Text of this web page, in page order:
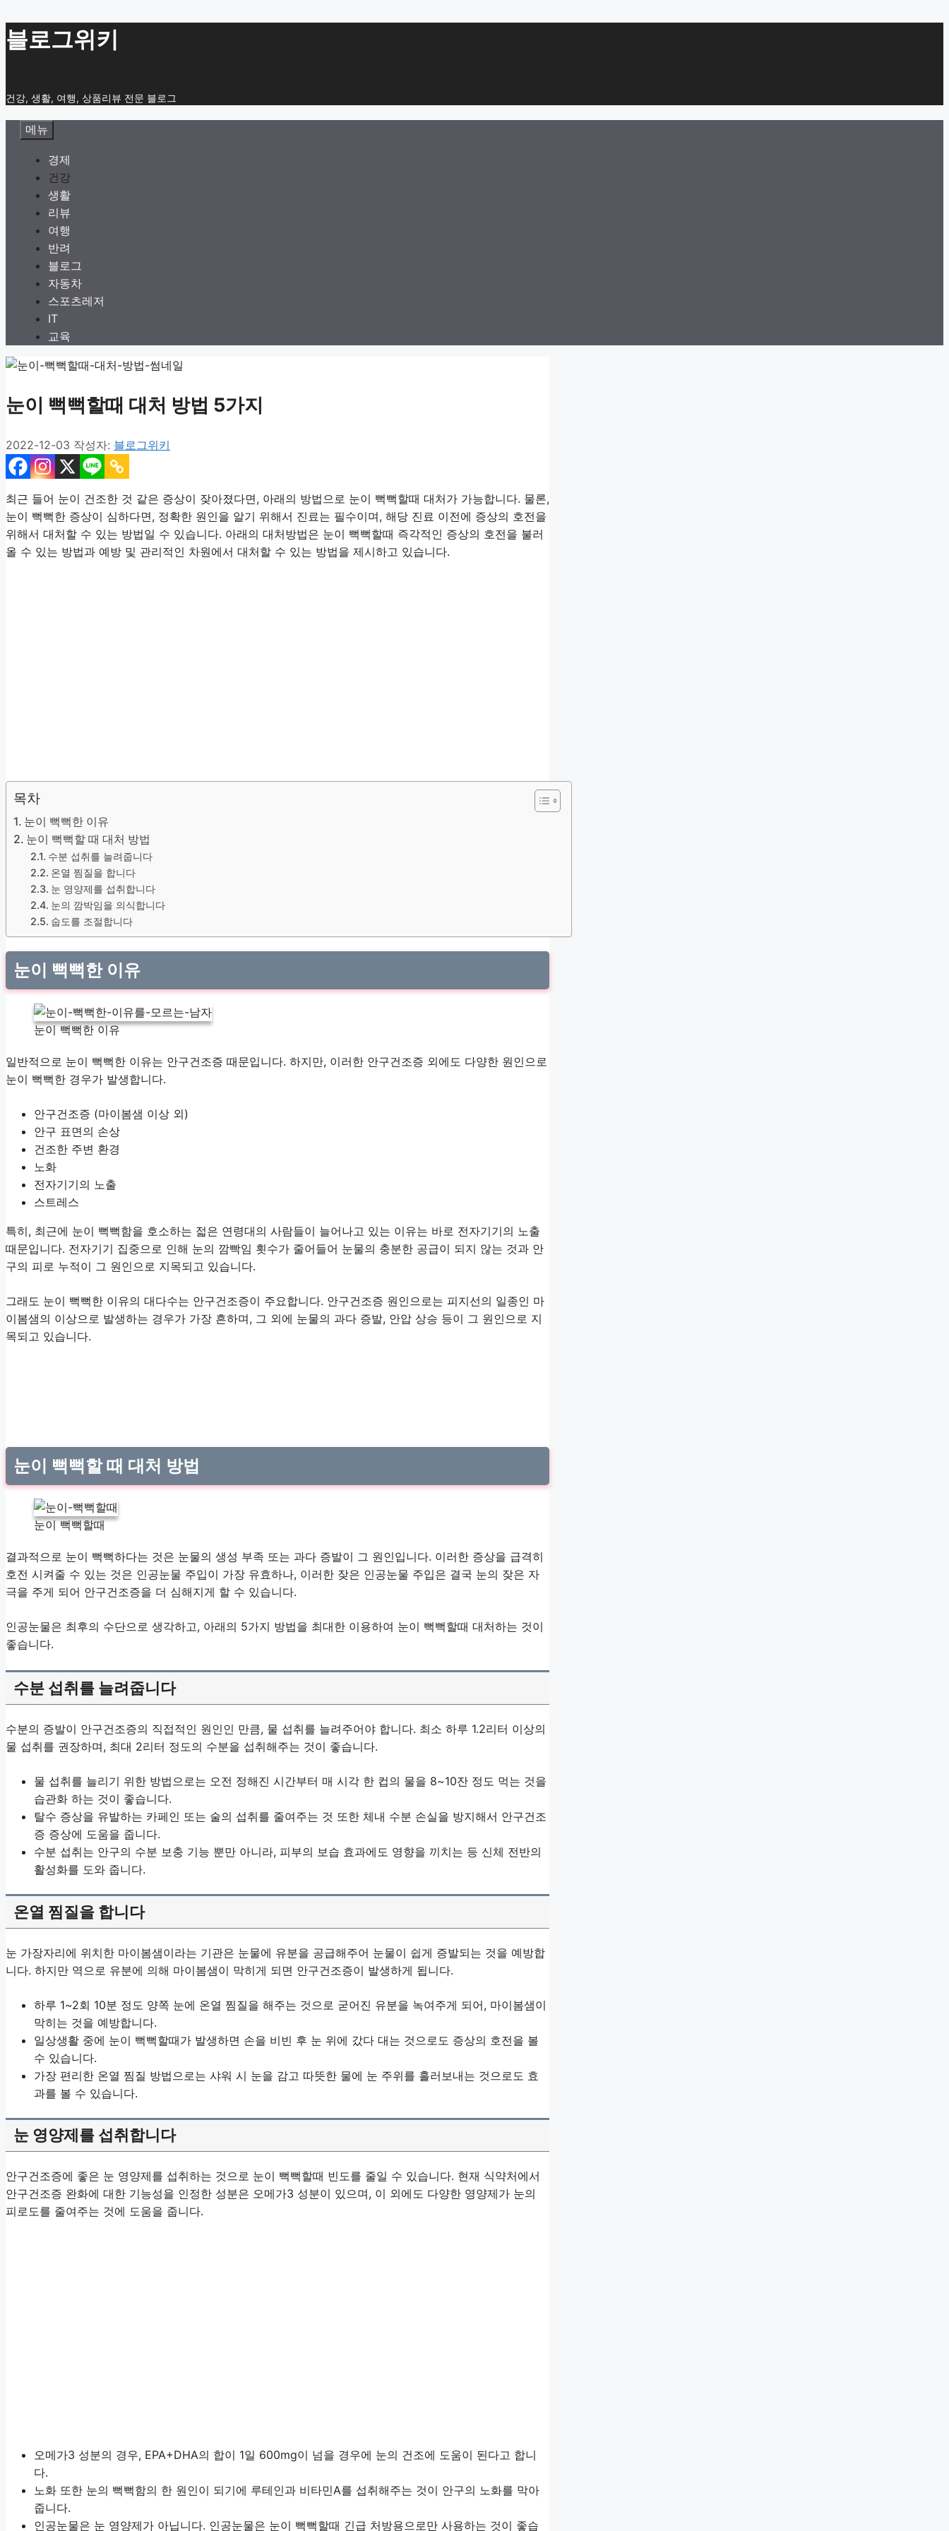
컨
텐
건
너
블로그위키
건강, 생활, 여행, 상품리뷰 전문 블로그
메뉴
경제
건강
생활
리뷰
여행
반려
블로그
자동차
스포츠레저
IT
교육
눈이 뻑뻑할때 대처 방법 5가지
2022-12-03 작성자: 블로그위키
최근 들어 눈이 건조한 것 같은 증상이 잦아졌다면, 아래의 방법으로 눈이 뻑뻑할때 대처가 가능합니다. 물론,
눈이 뻑뻑한 증상이 심하다면, 정확한 원인을 알기 위해서 진료는 필수이며, 해당 진료 이전에 증상의 호전을
위해서 대처할 수 있는 방법일 수 있습니다. 아래의 대처방법은 눈이 뻑뻑할때 즉각적인 증상의 호전을 불러
올 수 있는 방법과 예방 및 관리적인 차원에서 대처할 수 있는 방법을 제시하고 있습니다.
목차
눈이 뻑뻑한 이유
눈이 뻑뻑할 때 대처 방법
수분 섭취를 늘려줍니다
온열 찜질을 합니다
눈 영양제를 섭취합니다
눈의 깜박임을 의식합니다
숩도를 조절합니다
눈이 뻑뻑한 이유
눈이 뻑뻑한 이유
일반적으로 눈이 뻑뻑한 이유는 안구건조증 때문입니다. 하지만, 이러한 안구건조증 외에도 다양한 원인으로
눈이 뻑뻑한 경우가 발생합니다.
안구건조증 (마이봄샘 이상 외)
안구 표면의 손상
건조한 주변 환경
노화
전자기기의 노출
스트레스
특히, 최근에 눈이 뻑뻑함을 호소하는 젋은 연령대의 사람들이 늘어나고 있는 이유는 바로 전자기기의 노출
때문입니다. 전자기기 집중으로 인해 눈의 깜빡임 횟수가 줄어들어 눈물의 충분한 공급이 되지 않는 것과 안
구의 피로 누적이 그 원인으로 지목되고 있습니다.
그래도 눈이 뻑뻑한 이유의 대다수는 안구건조증이 주요합니다. 안구건조증 원인으로는 피지선의 일종인 마
이봄샘의 이상으로 발생하는 경우가 가장 흔하며, 그 외에 눈물의 과다 증발, 안압 상승 등이 그 원인으로 지
목되고 있습니다.
눈이 뻑뻑할 때 대처 방법
눈이 뻑뻑할때
결과적으로 눈이 뻑뻑하다는 것은 눈물의 생성 부족 또는 과다 증발이 그 원인입니다. 이러한 증상을 급격히
호전 시켜줄 수 있는 것은 인공눈물 주입이 가장 유효하나, 이러한 잦은 인공눈물 주입은 결국 눈의 잦은 자
극을 주게 되어 안구건조증을 더 심해지게 할 수 있습니다.
인공눈물은 최후의 수단으로 생각하고, 아래의 5가지 방법을 최대한 이용하여 눈이 뻑뻑할때 대처하는 것이
좋습니다.
수분 섭취를 늘려줍니다
수분의 증발이 안구건조증의 직접적인 원인인 만큼, 물 섭취를 늘려주어야 합니다. 최소 하루 1.2리터 이상의
물 섭취를 권장하며, 최대 2리터 정도의 수분을 섭취해주는 것이 좋습니다.
물 섭취를 늘리기 위한 방법으로는 오전 정해진 시간부터 매 시각 한 컵의 물을 8~10잔 정도 먹는 것을
습관화 하는 것이 좋습니다.
탈수 증상을 유발하는 카페인 또는 술의 섭취를 줄여주는 것 또한 체내 수분 손실을 방지해서 안구건조
증 증상에 도움을 줍니다.
수분 섭취는 안구의 수분 보충 기능 뿐만 아니라, 피부의 보습 효과에도 영향을 끼치는 등 신체 전반의
활성화를 도와 줍니다.
온열 찜질을 합니다
눈 가장자리에 위치한 마이봄샘이라는 기관은 눈물에 유분을 공급해주어 눈물이 쉽게 증발되는 것을 예방합
니다. 하지만 역으로 유분에 의해 마이봄샘이 막히게 되면 안구건조증이 발생하게 됩니다.
하루 1~2회 10분 정도 양쪽 눈에 온열 찜질을 해주는 것으로 굳어진 유분을 녹여주게 되어, 마이봄샘이
막히는 것을 예방합니다.
일상생활 중에 눈이 뻑뻑할때가 발생하면 손을 비빈 후 눈 위에 갔다 대는 것으로도 증상의 호전을 볼
수 있습니다.
가장 편리한 온열 찜질 방법으로는 샤워 시 눈을 감고 따뜻한 물에 눈 주위를 흘러보내는 것으로도 효
과를 볼 수 있습니다.
눈 영양제를 섭취합니다
안구건조증에 좋은 눈 영양제를 섭취하는 것으로 눈이 뻑뻑할때 빈도를 줄일 수 있습니다. 현재 식약처에서
안구건조증 완화에 대한 기능성을 인정한 성분은 오메가3 성분이 있으며, 이 외에도 다양한 영양제가 눈의
피로도를 줄여주는 것에 도움을 줍니다.
오메가3 성분의 경우, EPA+DHA의 합이 1일 600mg이 넘을 경우에 눈의 건조에 도움이 된다고 합니
다.
노화 또한 눈의 뻑뻑함의 한 원인이 되기에 루테인과 비타민A를 섭취해주는 것이 안구의 노화를 막아
줍니다.
인공눈물은 눈 영양제가 아닙니다. 인공눈물은 눈이 뻑뻑할때 긴급 처방용으로만 사용하는 것이 좋습